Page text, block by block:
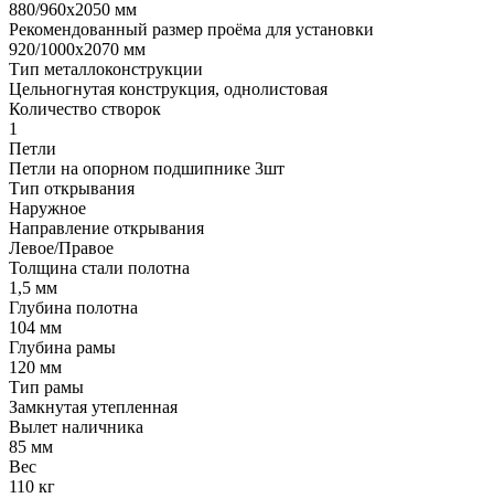
880/960х2050 мм
Рекомендованный размер проёма для установки
920/1000х2070 мм
Тип металлоконструкции
Цельногнутая конструкция, однолистовая
Количество створок
1
Петли
Петли на опорном подшипнике 3шт
Тип открывания
Наружное
Направление открывания
Левое/Правое
Толщина стали полотна
1,5 мм
Глубина полотна
104 мм
Глубина рамы
120 мм
Тип рамы
Замкнутая утепленная
Вылет наличника
85 мм
Вес
110 кг